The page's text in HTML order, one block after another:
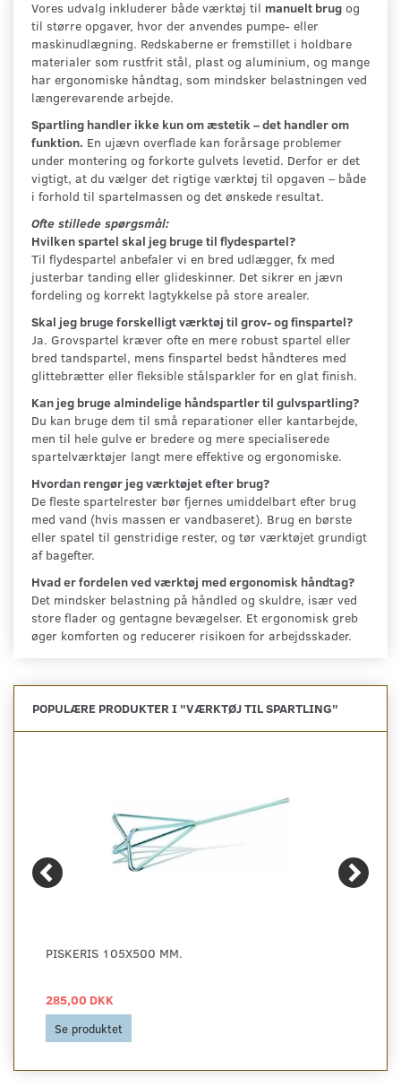
Vores udvalg inkluderer både værktøj til manuelt brug og
til større opgaver, hvor der anvendes pumpe- eller
maskinudlægning. Redskaberne er fremstillet i holdbare
materialer som rustfrit stål, plast og aluminium, og mange
har ergonomiske håndtag, som mindsker belastningen ved
længerevarende arbejde.
Spartling handler ikke kun om æstetik – det handler om
funktion. En ujævn overflade kan forårsage problemer
under montering og forkorte gulvets levetid. Derfor er det
vigtigt, at du vælger det rigtige værktøj til opgaven – både
i forhold til spartelmassen og det ønskede resultat.
Ofte stillede spørgsmål:
Hvilken spartel skal jeg bruge til flydespartel?
Til flydespartel anbefaler vi en bred udlægger, fx med
justerbar tanding eller glideskinner. Det sikrer en jævn
fordeling og korrekt lagtykkelse på store arealer.
Skal jeg bruge forskelligt værktøj til grov- og finspartel?
Ja. Grovspartel kræver ofte en mere robust spartel eller
bred tandspartel, mens finspartel bedst håndteres med
glittebrætter eller fleksible stålsparkler for en glat finish.
Kan jeg bruge almindelige håndspartler til gulvspartling?
Du kan bruge dem til små reparationer eller kantarbejde,
men til hele gulve er bredere og mere specialiserede
spartelværktøjer langt mere effektive og ergonomiske.
Hvordan rengør jeg værktøjet efter brug?
De fleste spartelrester bør fjernes umiddelbart efter brug
med vand (hvis massen er vandbaseret). Brug en børste
eller spatel til genstridige rester, og tør værktøjet grundigt
af bagefter.
Hvad er fordelen ved værktøj med ergonomisk håndtag?
Det mindsker belastning på håndled og skuldre, især ved
store flader og gentagne bevægelser. Et ergonomisk greb
øger komforten og reducerer risikoen for arbejdsskader.
POPULÆRE PRODUKTER I "VÆRKTØJ TIL SPARTLING"
PISKERIS 105X500 MM.
285,00 DKK
Se produktet